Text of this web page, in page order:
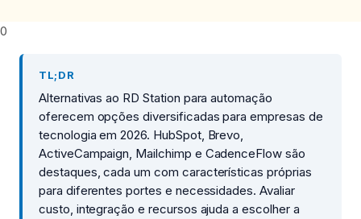
0
TL;DR
Alternativas ao RD Station para automação
oferecem opções diversificadas para empresas de
tecnologia em 2026. HubSpot, Brevo,
ActiveCampaign, Mailchimp e CadenceFlow são
destaques, cada um com características próprias
para diferentes portes e necessidades. Avaliar
custo, integração e recursos ajuda a escolher a